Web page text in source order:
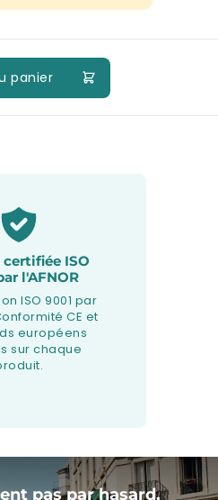
panier
ISO
l'AFNOR
ISO 9001 par
CE et
européens
sur chaque
pas par hasard.